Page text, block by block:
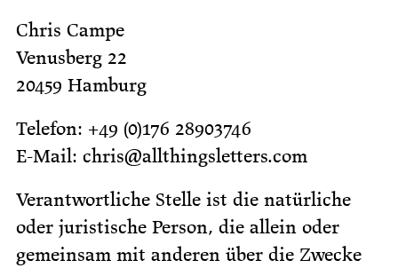
Chris Campe
Venusberg 22
20459 Hamburg
Telefon: +49 (0)176 28903746
E-Mail: chris@allthingsletters.com
Verantwortliche Stelle ist die natürliche
oder juristische Person, die allein oder
gemeinsam mit anderen über die Zwecke